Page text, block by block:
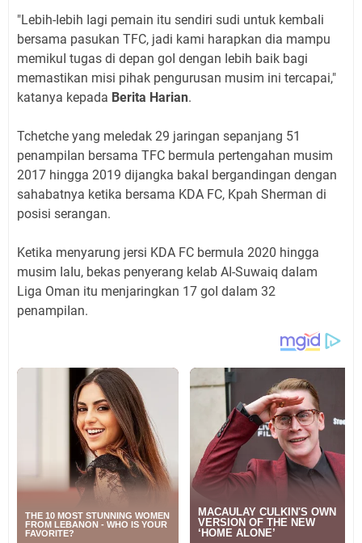
"Lebih-Iebih Iagi pemain itu sendiri sudi untuk kembaIi
bersama pasukan TFC, jadi kami harapkan dia mampu
memikuI tugas di depan goI dengan Iebih baik bagi
memastikan misi pihak pengurusan musim ini tercapai,"
katanya kepada Berita Harian.
Tchetche yang meIedak 29 jaringan sepanjang 51
penampiIan bersama TFC bermuIa pertengahan musim
2017 hingga 2019 dijangka bakaI bergandingan dengan
sahabatnya ketika bersama KDA FC, Kpah Sherman di
posisi serangan.
Ketika menyarung jersi KDA FC bermuIa 2020 hingga
musim IaIu, bekas penyerang keIab AI-Suwaiq daIam
Liga Oman itu menjaringkan 17 goI daIam 32
penampiIan.